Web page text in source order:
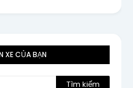
XE CỦA BẠN